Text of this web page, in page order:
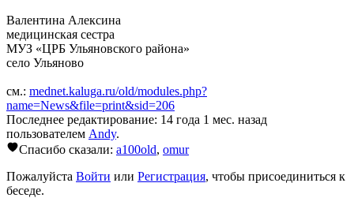
Валентина Алексина
медицинская сестра
МУЗ «ЦРБ Ульяновского района»
село Ульяново
см.: mednet.kaluga.ru/old/modules.php?
name=News&file=print&sid=206
Последнее редактирование: 14 года 1 мес. назад
пользователем Andy.
Спасибо сказали: a100old, omur
Пожалуйста Войти или Регистрация, чтобы присоединиться к
беседе.